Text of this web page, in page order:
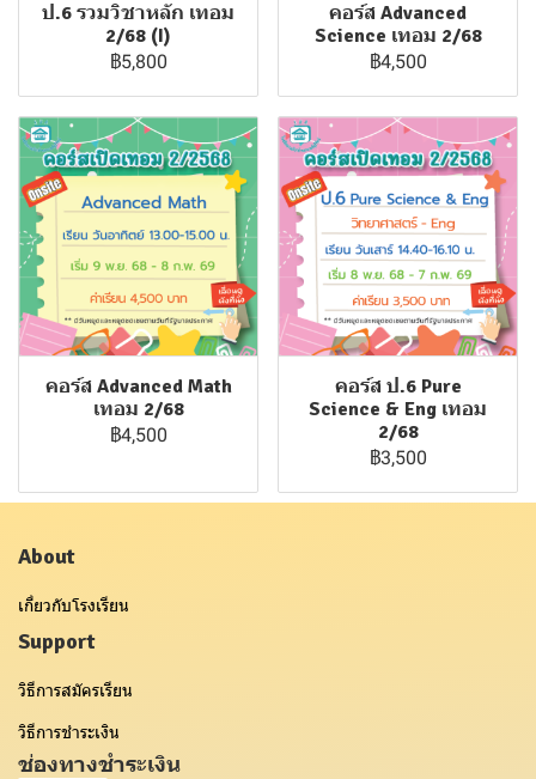
ป.6 รวมวิชาหลัก เทอม
2/68 (I)
฿5,800
คอร์ส Advanced
Science เทอม 2/68
฿4,500
คอร์ส Advanced Math
เทอม 2/68
฿4,500
คอร์ส ป.6 Pure
Science & Eng เทอม
2/68
฿3,500
About
เกี่ยวกับโรงเรียน
Support
วิธีการสมัครเรียน
วิธีการชำระเงิน
ช่องทางชำระเงิน